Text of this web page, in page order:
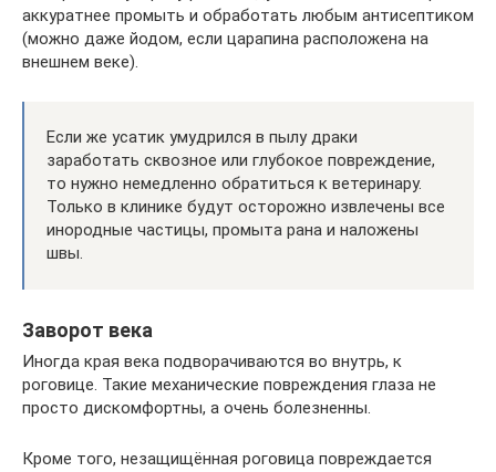
аккуратнее промыть и обработать любым антисептиком
(можно даже йодом, если царапина расположена на
внешнем веке).
Если же усатик умудрился в пылу драки
заработать сквозное или глубокое повреждение,
то нужно немедленно обратиться к ветеринару.
Только в клинике будут осторожно извлечены все
инородные частицы, промыта рана и наложены
швы.
Заворот века
Иногда края века подворачиваются во внутрь, к
роговице. Такие механические повреждения глаза не
просто дискомфортны, а очень болезненны.
Кроме того, незащищённая роговица повреждается